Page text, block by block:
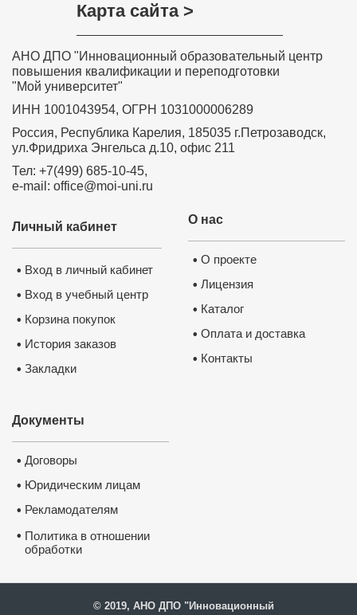
Карта сайта >
АНО ДПО "Инновационный образовательный центр
повышения квалификации и переподготовки
"Мой университет"
ИНН 1001043954, ОГРН 1031000006289
Россия, Республика Карелия, 185035 г.Петрозаводск,
ул.Фридриха Энгельса д.10, офис 211
Тел: +7(499) 685-10-45,
e-mail: office@moi-uni.ru
О нас
• О проекте
• Лицензия
• Каталог
• Оплата и доставка
• Контакты
Личный кабинет
• Вход в личный кабинет
• Вход в учебный центр
• Корзина покупок
• История заказов
• Закладки
Документы
• Договоры
• Юридическим лицам
• Рекламодателям
• Политика в отношении
обработки
© 2019, АНО ДПО "Инновационный